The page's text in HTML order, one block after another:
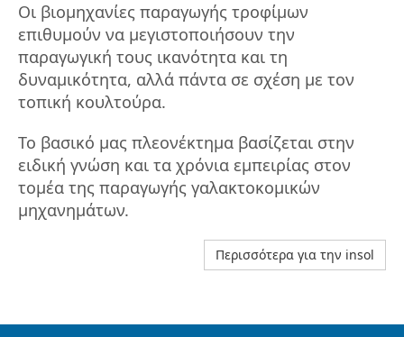
Οι βιομηχανίες παραγωγής τροφίμων
επιθυμούν να μεγιστοποιήσουν την
παραγωγική τους ικανότητα και τη
δυναμικότητα, αλλά πάντα σε σχέση με τον
τοπική κουλτούρα.
Το βασικό μας πλεονέκτημα βασίζεται στην
ειδική γνώση και τα χρόνια εμπειρίας στον
τομέα της παραγωγής γαλακτοκομικών
μηχανημάτων.
Περισσότερα για την insol